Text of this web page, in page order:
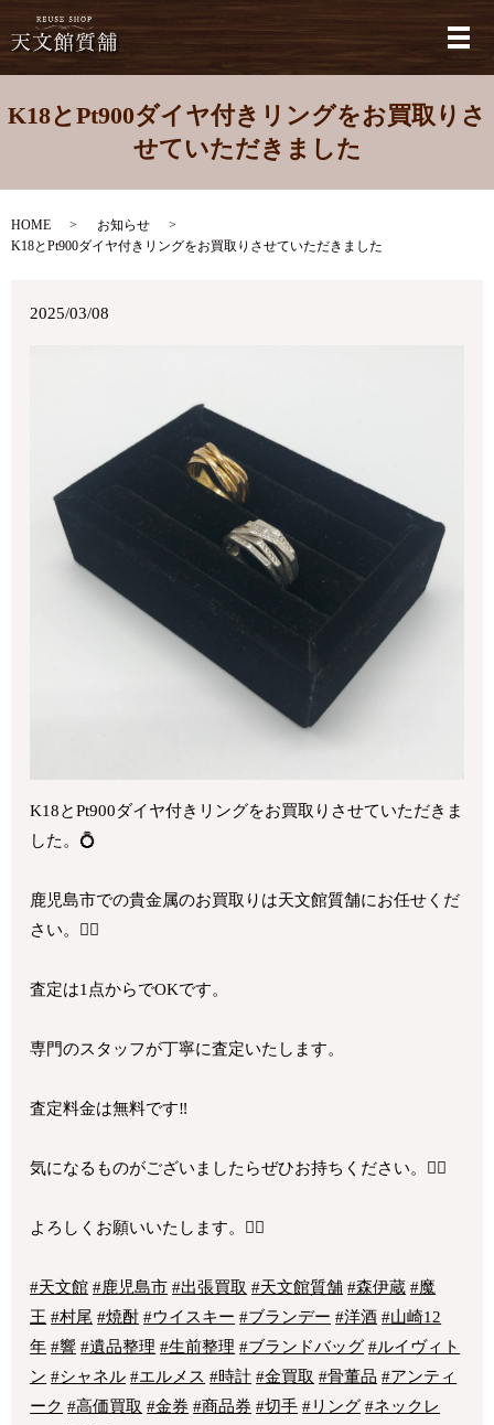
メ
K18とPt900ダイヤ付きリングをお買取りさ
せていただきました
HOME
お知らせ
K18とPt900ダイヤ付きリングをお買取りさせていただきました
2025/03/08
K18とPt900ダイヤ付きリングをお買取りさせていただきま
した。💍
鹿児島市での貴金属のお買取りは天文館質舗にお任せくだ
さい。💁‍♀️
査定は1点からでOKです。
専門のスタッフが丁寧に査定いたします。
査定料金は無料です‼
気になるものがございましたらぜひお持ちください。🙇‍♂️
よろしくお願いいたします。🙇‍♀️
#天文館 #鹿児島市 #出張買取 #天文館質舗 #森伊蔵 #魔
王 #村尾 #焼酎 #ウイスキー #ブランデー #洋酒 #山崎12
年 #響 #遺品整理 #生前整理 #ブランドバッグ #ルイヴィト
ン #シャネル #エルメス #時計 #金買取 #骨董品 #アンティ
ーク #高価買取 #金券 #商品券 #切手 #リング #ネックレ